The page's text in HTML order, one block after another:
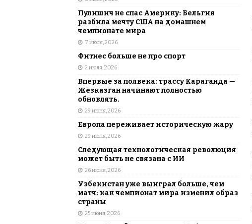
Пулишич не спас Америку: Бельгия
разбила мечту США на домашнем
чемпионате мира
7 июля, 2026
Фитнес больше не про спорт
2 июля, 2026
Впервые за полвека: трассу Караганда —
Жезказган начинают полностью
обновлять.
29 июня, 2026
Европа переживает историческую жару
29 июня, 2026
Следующая технологическая революция
может быть не связана с ИИ
26 июня, 2026
Узбекистан уже выиграл больше, чем
матч: как чемпионат мира изменил образ
страны
25 июня, 2026